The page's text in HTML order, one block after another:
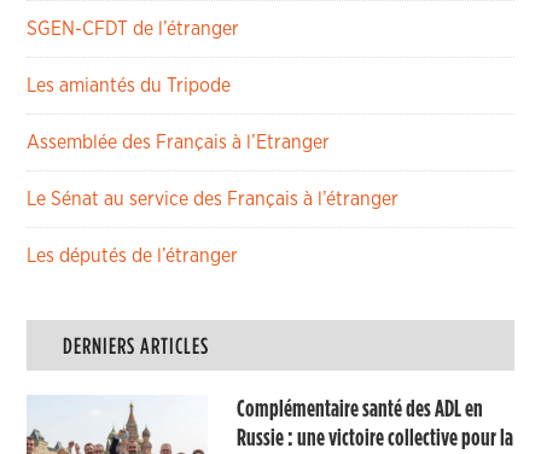
SGEN-CFDT de l’étranger
Les amiantés du Tripode
Assemblée des Français à l’Etranger
Le Sénat au service des Français à l’étranger
Les députés de l’étranger
DERNIERS ARTICLES
Complémentaire santé des ADL en
Russie : une victoire collective pour la